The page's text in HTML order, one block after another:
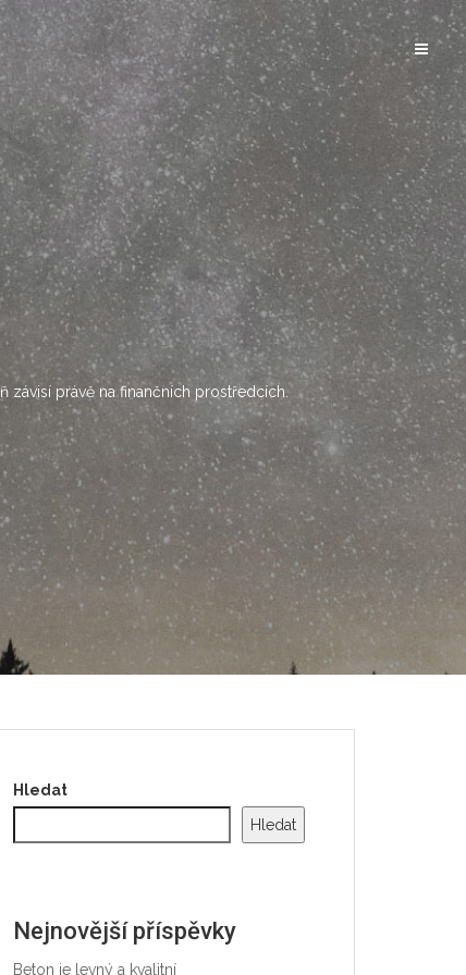
právě na finančních prostředcích.
Hledat
Hledat
Nejnovější příspěvky
Beton je levný a kvalitní